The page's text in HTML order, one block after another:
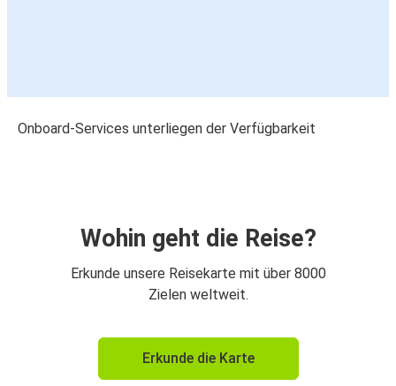
Onboard-Services unterliegen der Verfügbarkeit
Wohin geht die Reise?
Erkunde unsere Reisekarte mit über 8000
Zielen weltweit.
Erkunde die Karte